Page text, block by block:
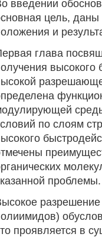
введении
цель, даны
и
глава
высокого
по слоям
проблемы.
разрешение
проявляется в